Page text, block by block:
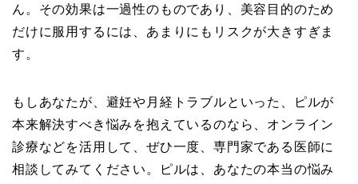
ん。その効果は一過性のものであり、美容目的のため
だけに服用するには、あまりにもリスクが大きすぎま
す。
もしあなたが、避妊や月経トラブルといった、ピルが
本来解決すべき悩みを抱えているのなら、オンライン
診療などを活用して、ぜひ一度、専門家である医師に
相談してみてください。ピルは、あなたの本当の悩み